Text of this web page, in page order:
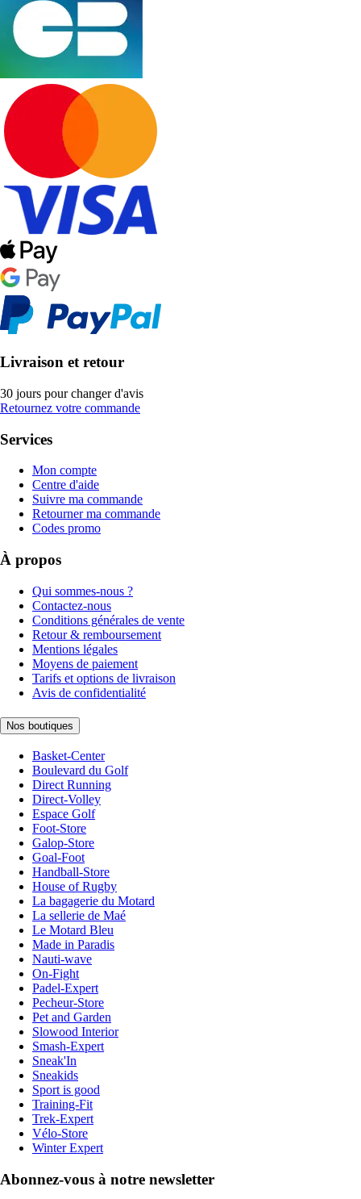
Livraison et retour
30 jours pour changer d'avis
Retournez votre commande
Services
Mon compte
Centre d'aide
Suivre ma commande
Retourner ma commande
Codes promo
À propos
Qui sommes-nous ?
Contactez-nous
Conditions générales de vente
Retour & remboursement
Mentions légales
Moyens de paiement
Tarifs et options de livraison
Avis de confidentialité
Nos boutiques
Basket-Center
Boulevard du Golf
Direct Running
Direct-Volley
Espace Golf
Foot-Store
Galop-Store
Goal-Foot
Handball-Store
House of Rugby
La bagagerie du Motard
La sellerie de Maé
Le Motard Bleu
Made in Paradis
Nauti-wave
On-Fight
Padel-Expert
Pecheur-Store
Pet and Garden
Slowood Interior
Smash-Expert
Sneak'In
Sneakids
Sport is good
Training-Fit
Trek-Expert
Vélo-Store
Winter Expert
Abonnez-vous à notre newsletter